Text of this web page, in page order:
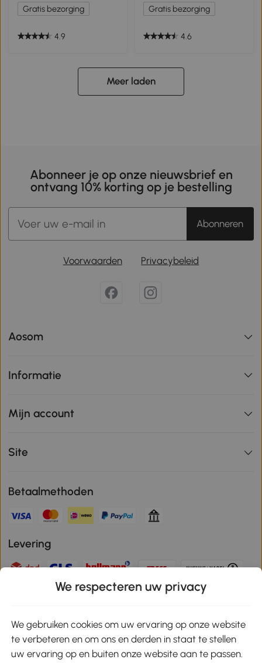
Gratis bezorging
4.9
Gratis bezorging
4.6
Meer laden
Abonneer je op onze nieuwsbrief en
ontvang 10% korting op je bestelling
Abonneren
Voorwaarden Privacybeleid
Aosom
Informatie
Mijn account
Site
Betaalmethoden
Levering
Download de app en ontvang 10% korting!
We respecteren uw privacy
We gebruiken cookies om uw ervaring op onze website
te verbeteren en om ons en derden in staat te stellen
uw ervaring op en buiten onze website aan te passen.